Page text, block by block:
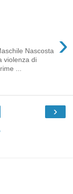
›
Nascosta
violenza di
...
›